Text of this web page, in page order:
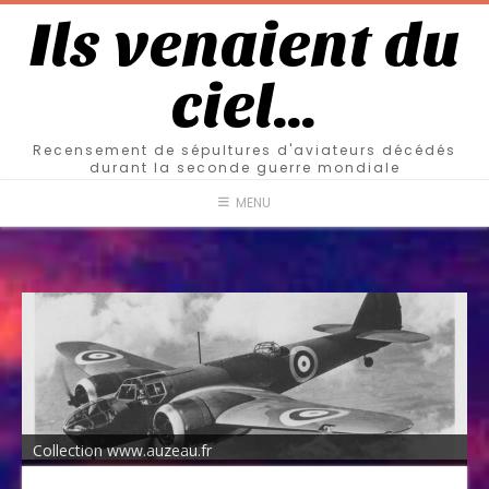
Ils venaient du
ciel…
Recensement de sépultures d'aviateurs décédés
durant la seconde guerre mondiale
MENU
Collection www.auzeau.fr